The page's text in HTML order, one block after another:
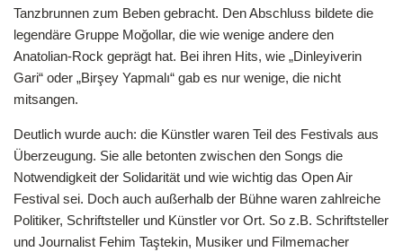
Tanzbrunnen zum Beben gebracht. Den Abschluss bildete die
legendäre Gruppe Moğollar, die wie wenige andere den
Anatolian-Rock geprägt hat. Bei ihren Hits, wie „Dinleyiverin
Gari“ oder „Birşey Yapmalı“ gab es nur wenige, die nicht
mitsangen.
Deutlich wurde auch: die Künstler waren Teil des Festivals aus
Überzeugung. Sie alle betonten zwischen den Songs die
Notwendigkeit der Solidarität und wie wichtig das Open Air
Festival sei. Doch auch außerhalb der Bühne waren zahlreiche
Politiker, Schriftsteller und Künstler vor Ort. So z.B. Schriftsteller
und Journalist Fehim Taştekin, Musiker und Filmemacher